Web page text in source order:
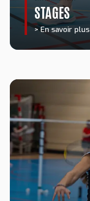
STAGES
> En savoir plus